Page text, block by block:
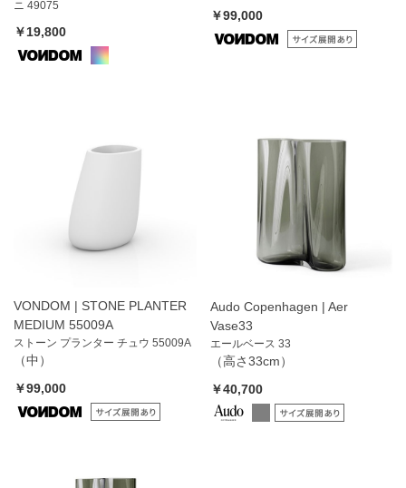
ニ 49075
￥19,800
￥99,000
VONDOM | STONE PLANTER
MEDIUM 55009A
ストーン プランター チュウ 55009A
（中）
￥99,000
Audo Copenhagen | Aer
Vase33
エールベース 33
（高さ33cm）
￥40,700